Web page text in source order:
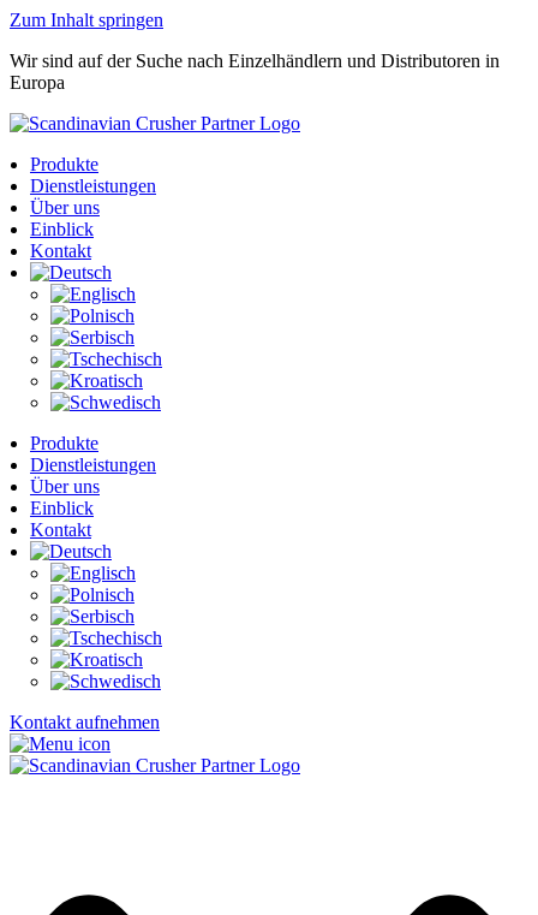
Zum Inhalt springen
Wir sind auf der Suche nach Einzelhändlern und Distributoren in
Europa
Produkte
Dienstleistungen
Über uns
Einblick
Kontakt
Produkte
Dienstleistungen
Über uns
Einblick
Kontakt
Kontakt aufnehmen